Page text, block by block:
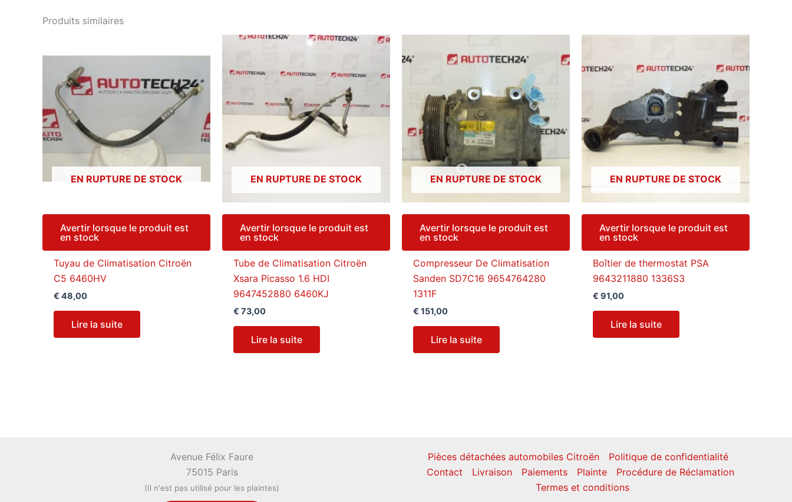
Produits similaires
EN RUPTURE DE STOCK
Avertir lorsque le produit est
en stock
Tuyau de Climatisation Citroën
C5 6460HV
€ 48,00
Lire la suite
EN RUPTURE DE STOCK
Avertir lorsque le produit est
en stock
Tube de Climatisation Citroën
Xsara Picasso 1.6 HDI
9647452880 6460KJ
€ 73,00
Lire la suite
EN RUPTURE DE STOCK
Avertir lorsque le produit est
en stock
Compresseur De Climatisation
Sanden SD7C16 9654764280
1311F
€ 151,00
Lire la suite
EN RUPTURE DE STOCK
Avertir lorsque le produit est
en stock
Boîtier de thermostat PSA
9643211880 1336S3
€ 91,00
Lire la suite
Avenue Félix Faure
75015 Paris
(Il n'est pas utilisé pour les plaintes)
Pièces détachées automobiles Citroën
Politique de confidentialité
Contact
Livraison Paiements Plainte
Procédure de Réclamation
Termes et conditions